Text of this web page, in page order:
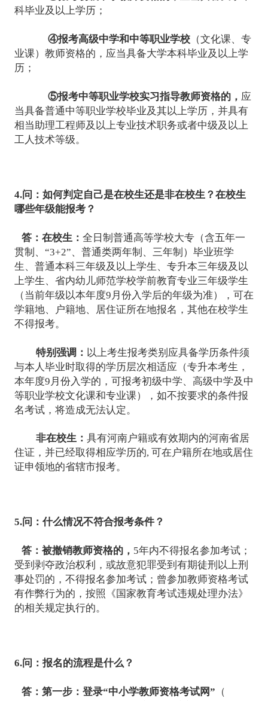
科毕业及以上学历；
④报考高级中学和中等职业学校（文化课、专
业课）教师资格的，应当具备大学本科毕业及以上学
历；
⑤报考中等职业学校实习指导教师资格的， 应
当具备普通中等职业学校毕业及其以上学历，并具有
相当助理工程师及以上专业技术职务或者中级及以上
工人技术等级。
4.问：如何判定自己是在校生还是非在校生？在校生
哪些年级能报考？
答： 在校生： 全日制普通高等学校大专（含五年一
贯制、“3+2”、普通类两年制、三年制）毕业班学
生、普通本科三年级及以上学生、专升本三年级及以
上学生、省内幼儿师范学校学前教育专业三年级学生
（当前年级以本年度9月份入学后的年级为准），可在
学籍地、户籍地、居住证所在地报名，其他在校学生
不得报考。
特别强调： 以上考生报考类别应具备学历条件须
与本人毕业时取得的学历层次相适应（专升本考生，
本年度9月份入学的，可报考初级中学、高级中学及中
等职业学校文化课和专业课），如不按要求的条件报
名考试，将造成无法认定。
非在校生： 具有河南户籍或有效期内的河南省居
住证，并已经取得相应学历的, 可在户籍所在地或居住
证申领地的省辖市报考。
5.问：什么情况不符合报考条件？
答： 被撤销教师资格的， 5年内不得报名参加考试；
受到剥夺政治权利，或故意犯罪受到有期徒刑以上刑
事处罚的，不得报名参加考试；曾参加教师资格考试
有作弊行为的，按照《国家教育考试违规处理办法》
的相关规定执行的。
6.问：报名的流程是什么？
答： 第一步：登录“中小学教师资格考试网” （